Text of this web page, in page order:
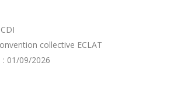
collective ECLAT
: 01/09/2026